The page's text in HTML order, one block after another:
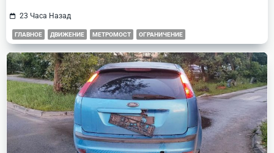
23 Часа Назад
ГЛАВНОЕ ДВИЖЕНИЕ МЕТРОМОСТ ОГРАНИЧЕНИЕ